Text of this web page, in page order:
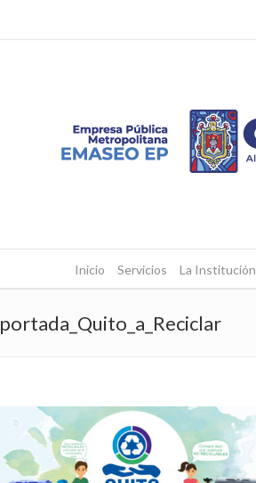
Inicio Servicios La Institución
portada_Quito_a_Reciclar